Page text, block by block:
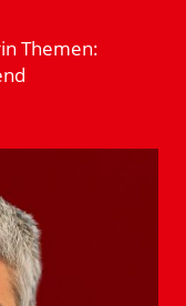
Themen: